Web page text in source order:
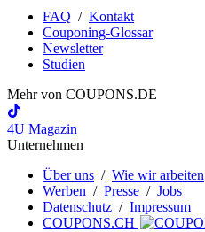
FAQ / Kontakt
Couponing-Glossar
Newsletter
Studien
Mehr von COUPONS.DE
4U Magazin
Unternehmen
Über uns / Wie wir arbeiten
Werben / Presse / Jobs
Datenschutz / Impressum
COUPONS.CH